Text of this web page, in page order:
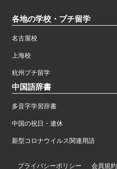
各地の学校・プチ留学
名古屋校
上海校
杭州プチ留学
中国語辞書
多音字学習辞書
中国の祝日・連休
新型コロナウイルス関連用語
プライバシーポリシー 会員規約